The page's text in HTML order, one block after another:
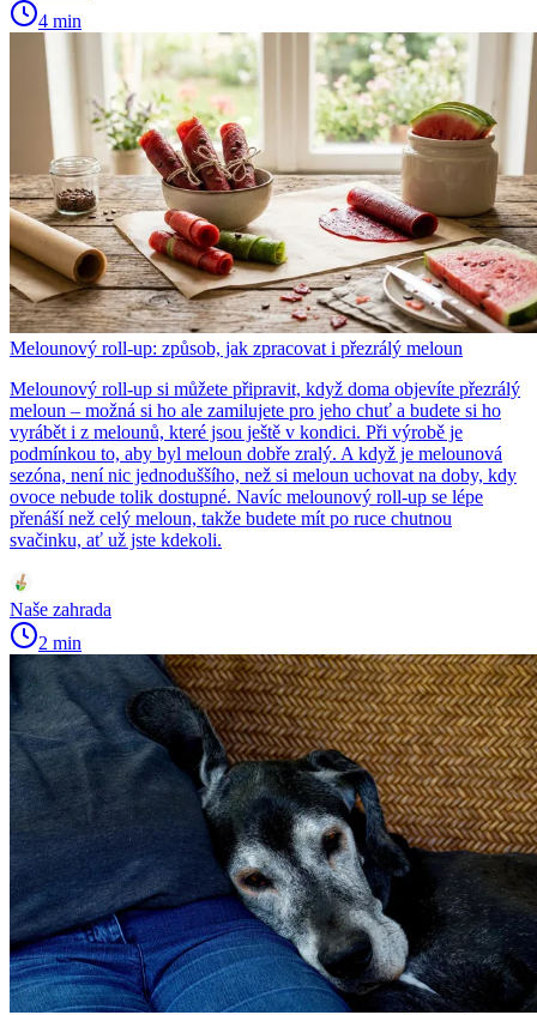
4 min
Melounový roll-up: způsob, jak zpracovat i přezrálý meloun
Melounový roll-up si můžete připravit, když doma objevíte přezrálý
meloun – možná si ho ale zamilujete pro jeho chuť a budete si ho
vyrábět i z melounů, které jsou ještě v kondici. Při výrobě je
podmínkou to, aby byl meloun dobře zralý. A když je melounová
sezóna, není nic jednoduššího, než si meloun uchovat na doby, kdy
ovoce nebude tolik dostupné. Navíc melounový roll-up se lépe
přenáší než celý meloun, takže budete mít po ruce chutnou
svačinku, ať už jste kdekoli.
Naše zahrada
2 min